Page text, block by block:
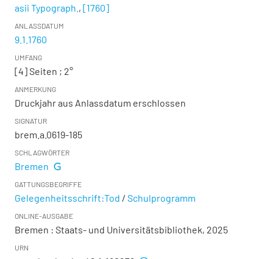
asii Typograph. , [1760]
ANLASSDATUM
9.1.1760
UMFANG
[4] Seiten ; 2°
ANMERKUNG
Druckjahr aus Anlassdatum erschlossen
SIGNATUR
brem.a.0619-185
SCHLAGWÖRTER
Bremen
GATTUNGSBEGRIFFE
Gelegenheitsschrift:Tod / Schulprogramm
ONLINE-AUSGABE
Bremen : Staats- und Universitätsbibliothek, 2025
URN